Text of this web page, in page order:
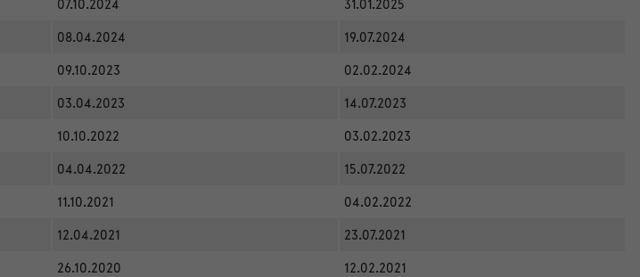
08.04.2024
19.07.2024
09.10.2023
02.02.2024
03.04.2023
14.07.2023
10.10.2022
03.02.2023
04.04.2022
15.07.2022
11.10.2021
04.02.2022
12.04.2021
23.07.2021
26.10.2020
12.02.2021